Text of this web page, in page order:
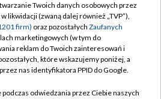
TVP
prywatności
Moje zgody
Pomoc
Twoich danych osobowych przez
likwidacji (zwaną dalej również „TVP”),
firm) oraz pozostałych Zaufanych
marketingowych (w tym do
reklam do Twoich zainteresowań i
które wskazujemy poniżej, a
nas identyfikatora PPID do Google.
odwiedzania przez Ciebie naszych